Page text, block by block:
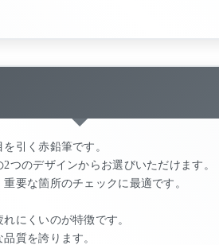
引く赤鉛筆です。
のデザインからお選びいただけます。
要な箇所のチェックに最適です。
にくいのが特徴です。
質を誇ります。